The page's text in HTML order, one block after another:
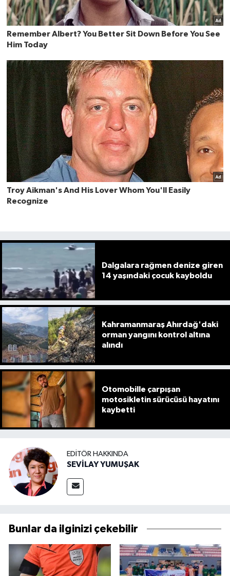
Dalgalara rağmen denize giren
14 yaşındaki çocuk kayboldu
Kahramanmaraş Ahırdağ'daki
orman yangını kontrol altına
alındı
Otomobille çarpışan
motosikletin sürücüsü hayatını
kaybetti
EDITÖR HAKKINDA
SEVİLAY YUMUŞAK
Bunlar da ilginizi çekebilir